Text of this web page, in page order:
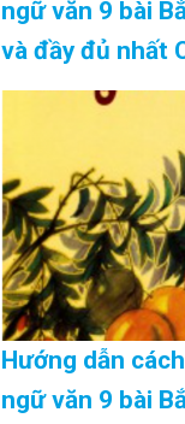
ngữ văn 9 bài
và đầy đủ nhất
08/2026
Hướng dẫn
ngữ văn 9 bài